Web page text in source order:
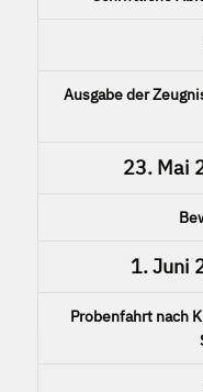
Ausgabe der
23. Mai
1. Juni
Probenfahrt nach